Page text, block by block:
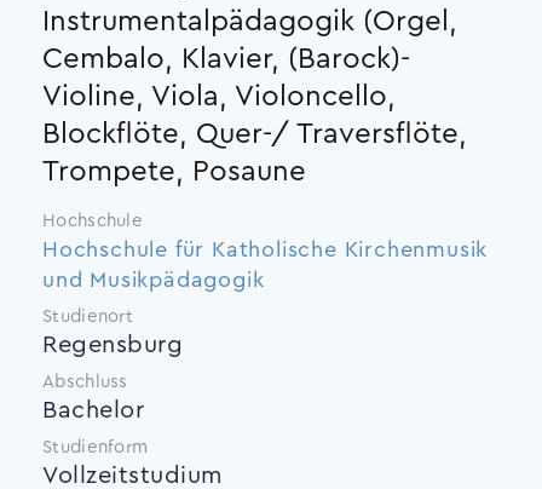
Instrumentalpädagogik (Orgel,
Cembalo, Klavier, (Barock)-
Violine, Viola, Violoncello,
Blockflöte, Quer-/ Traversflöte,
Trompete, Posaune
Hochschule
Hochschule für Katholische Kirchenmusik
und Musikpädagogik
Studienort
Regensburg
Abschluss
Bachelor
Studienform
Vollzeitstudium